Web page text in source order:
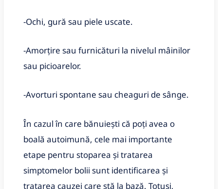
-Ochi, gură sau piele uscate.
-Amorțire sau furnicături la nivelul mâinilor
sau picioarelor.
-Avorturi spontane sau cheaguri de sânge.
În cazul în care bănuiești că poți avea o
boală autoimună, cele mai importante
etape pentru stoparea și tratarea
simptomelor bolii sunt identificarea și
tratarea cauzei care stă la bază. Totuși,